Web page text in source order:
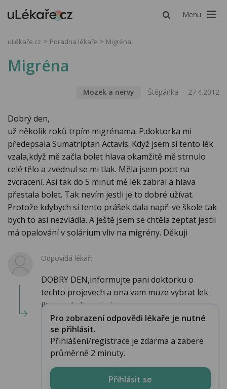
Menu
uLékaře.cz Poradna lékaře Migréna
Migréna
Mozek a nervy Štěpánka 27.4.2012
Dobrý den,
už několik roků trpím migrénama. P.doktorka mi
předepsala Sumatriptan Actavis. Když jsem si tento lék
vzala,když mě začla bolet hlava okamžitě mě strnulo
celé tělo a zvednul se mi tlak. Měla jsem pocit na
zvcracení. Asi tak do 5 minut mě lék zabral a hlava
přestala bolet. Tak nevím jestli je to dobré užívat.
Protože kdybych si tento prášek dala např. ve škole tak
bych to asi nezvládla. A ještě jsem se chtěla zeptat jestli
má opalování v solárium vliv na migrény. Děkuji
Odpovídá lékař:
DOBRY DEN,informujte pani doktorku o
techto projevech a ona vam muze vybrat lek
jiny ze skaly antimi...
Pro zobrazení odpovědi lékaře je nutné
se přihlásit.
Přihlášení/registrace je zdarma a zabere
průměrně 2 minuty.
Přihlásit se